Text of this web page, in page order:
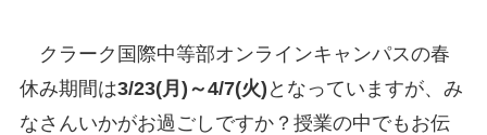
クラーク国際中等部オンラインキャンパスの春
休み期間は3/23(月)～4/7(火) となっていますが、み
なさんいかがお過ごしですか？授業の中でもお伝